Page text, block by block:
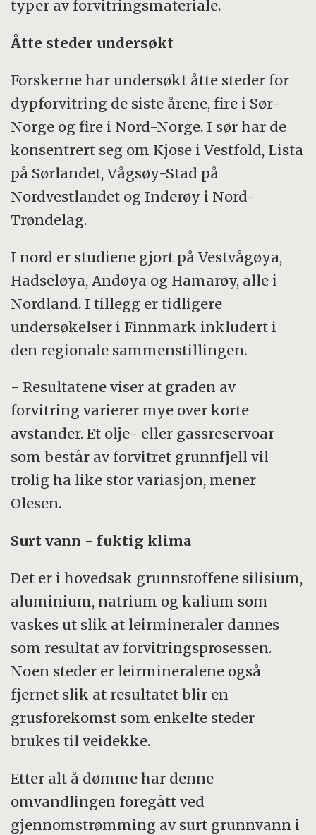
typer av forvitringsmateriale.
Åtte steder undersøkt
Forskerne har undersøkt åtte steder for
dypforvitring de siste årene, fire i Sør-
Norge og fire i Nord-Norge. I sør har de
konsentrert seg om Kjose i Vestfold, Lista
på Sørlandet, Vågsøy-Stad på
Nordvestlandet og Inderøy i Nord-
Trøndelag.
I nord er studiene gjort på Vestvågøya,
Hadseløya, Andøya og Hamarøy, alle i
Nordland. I tillegg er tidligere
undersøkelser i Finnmark inkludert i
den regionale sammenstillingen.
- Resultatene viser at graden av
forvitring varierer mye over korte
avstander. Et olje- eller gassreservoar
som består av forvitret grunnfjell vil
trolig ha like stor variasjon, mener
Olesen.
Surt vann - fuktig klima
Det er i hovedsak grunnstoffene silisium,
aluminium, natrium og kalium som
vaskes ut slik at leirmineraler dannes
som resultat av forvitringsprosessen.
Noen steder er leirmineralene også
fjernet slik at resultatet blir en
grusforekomst som enkelte steder
brukes til veidekke.
Etter alt å dømme har denne
omvandlingen foregått ved
gjennomstrømming av surt grunnvann i